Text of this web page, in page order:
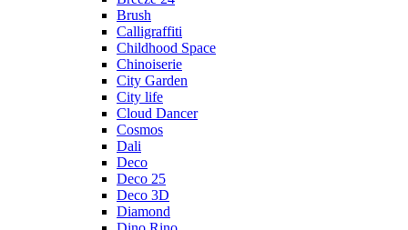
Brush
Calligraffiti
Childhood Space
Chinoiserie
City Garden
City life
Cloud Dancer
Cosmos
Dali
Deco
Deco 25
Deco 3D
Diamond